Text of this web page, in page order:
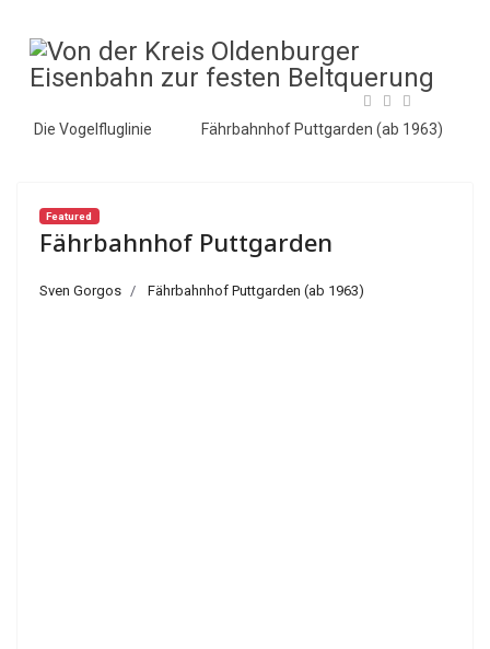
Die Vogelfluglinie Fährbahnhof Puttgarden (ab 1963)
Featured
Fährbahnhof Puttgarden
Sven Gorgos Fährbahnhof Puttgarden (ab 1963)